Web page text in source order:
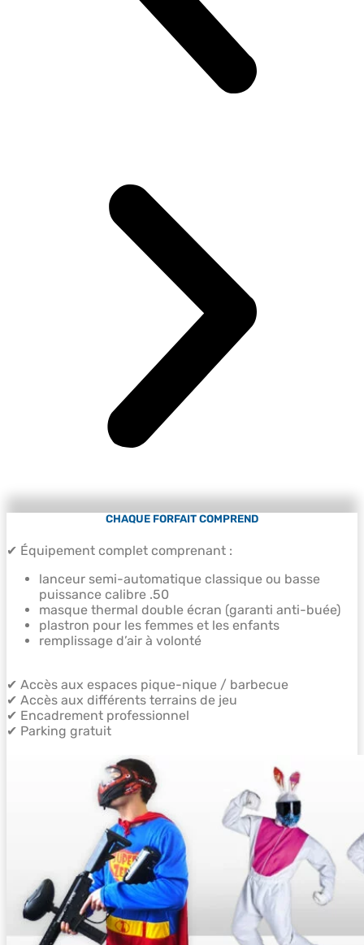
CHAQUE FORFAIT COMPREND
✔ Équipement complet comprenant :
lanceur semi-automatique classique ou basse
puissance calibre .50
masque thermal double écran (garanti anti-buée)
plastron pour les femmes et les enfants
remplissage d’air à volonté
✔ Accès aux espaces pique-nique / barbecue
✔ Accès aux différents terrains de jeu
✔ Encadrement professionnel
✔ Parking gratuit